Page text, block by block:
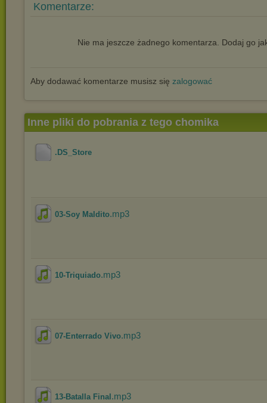
Komentarze:
Nie ma jeszcze żadnego komentarza. Dodaj go
Aby dodawać komentarze musisz się zalogować
Inne pliki do pobrania z tego chomika
.DS_Store
03-Soy Maldito.mp3
10-Triquiado.mp3
07-Enterrado Vivo.mp3
13-Batalla Final .mp3